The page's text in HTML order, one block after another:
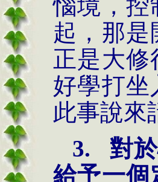
惱境，控
起，那
正是大
好學打坐
此事說來
3.
對
給予一個